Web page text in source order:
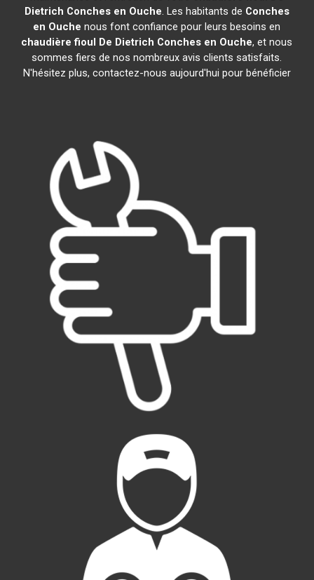
Dietrich Conches en Ouche. Les habitants de Conches
en Ouche nous font confiance pour leurs besoins en
chaudière fioul De Dietrich Conches en Ouche, et nous
sommes fiers de nos nombreux avis clients satisfaits.
N'hésitez plus, contactez-nous aujourd'hui pour bénéficier